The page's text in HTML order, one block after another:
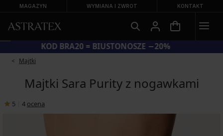
MAGAZYN WYMIANA I ZWROT KONTAKT
KOD BRA20 = BIUSTONOSZE −20%
Majtki
Majtki Sara Purity z nogawkami
5 4 ocena